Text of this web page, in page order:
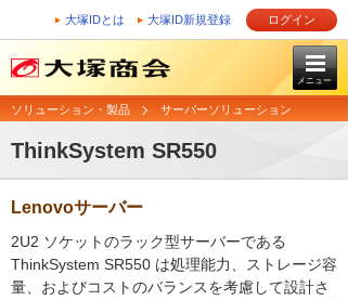
大塚IDとは 大塚ID新規登録 ログイン
メニュー
ソリューション・製品 サーバーソリューション
ThinkSystem SR550
Lenovoサーバー
2U2 ソケットのラック型サーバーである
ThinkSystem SR550 は処理能力、ストレージ容
量、およびコストのバランスを考慮して設計さ